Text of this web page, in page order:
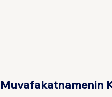
Muvafakatnamenin